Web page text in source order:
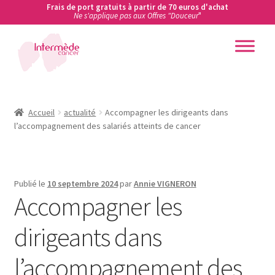
Frais de port gratuits à partir de 70 euros d'achat
Ne s'applique pas aux Offres "Douceur"
Aller
Aller
au
contenu
Accueil
Accueil
Boutique
Carte cadeau
Conditions Générales de Vente
Accueil actualité
Accompagner les dirigeants dans
l’accompagnement des salariés atteints de cancer
Publié le 10 septembre 2024parAnnie VIGNERON
Accompagner les
dirigeants dans
l’accompagnement des